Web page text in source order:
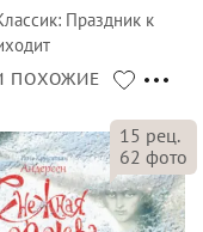
: Праздник к
ПОХОЖИЕ
15 рец.
62 фото